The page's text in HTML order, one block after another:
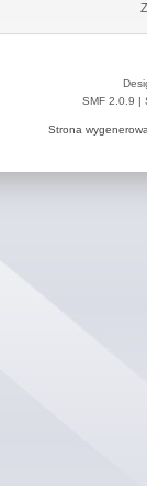
SMF 2.0.9
Strona